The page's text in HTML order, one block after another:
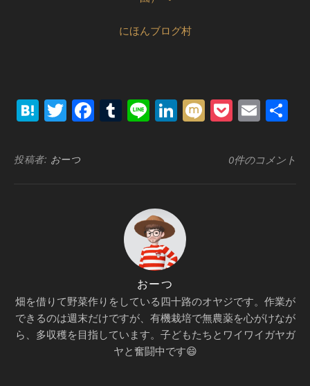
にほんブログ村
Hatena
Twitter
Facebook
Tumblr
LineLinkedIn
MixiPocket
投稿者: おーつ 0件のコメント
おーつ
畑を借りて野菜作りをしている四十路のオヤジです。作業が
できるのは週末だけですが、有機栽培で無農薬を心がけなが
ら、多収穫を目指しています。子どもたちとワイワイガヤガ
ヤと奮闘中です😄